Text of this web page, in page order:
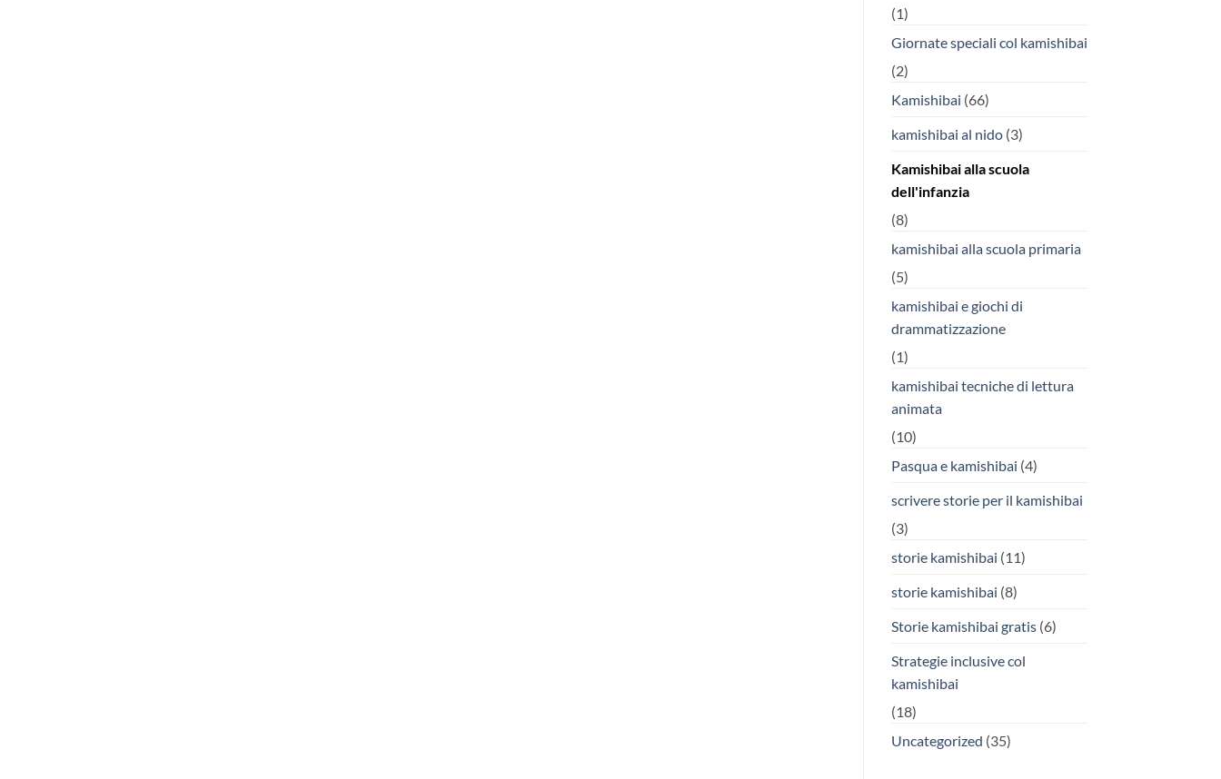
(1)
Giornate speciali col kamishibai
(2)
Kamishibai (66)
kamishibai al nido(3)
Kamishibai alla scuola
dell'infanzia
(8)
kamishibai alla scuola primaria
(5)
kamishibai e giochi di
drammatizzazione
(1)
kamishibai tecniche di lettura
animata
(10)
Pasqua e kamishibai (4)
scrivere storie per il kamishibai
(3)
storie kamishibai (11)
storie kamishibai (8)
Storie kamishibai gratis(6)
Strategie inclusive col
kamishibai
(18)
Uncategorized (35)